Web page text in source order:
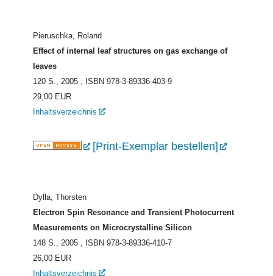
Pieruschka, Roland
Effect of internal leaf structures on gas exchange of
leaves
120 S., 2005 , ISBN 978-3-89336-403-9
29,00 EUR
Inhaltsverzeichnis
[Print-Exemplar bestellen]
Dylla, Thorsten
Electron Spin Resonance and Transient Photocurrent
Measurements on Microcrystalline Silicon
148 S., 2005
, ISBN 978-3-89336-410-7
26,00 EUR
Inhaltsverzeichnis